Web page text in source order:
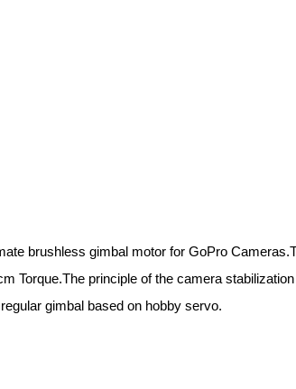
brushless gimbal motor for GoPro
Torque.The principle of the camera
gimbal based on hobby servo.